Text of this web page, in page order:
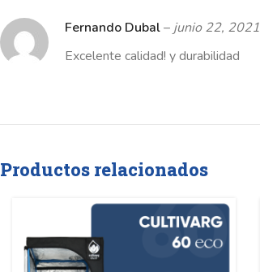
Fernando Dubal– junio 22, 2021
Excelente calidad! y durabilidad
Productos relacionados